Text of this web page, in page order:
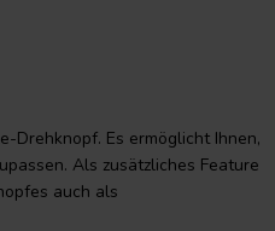
Drehknopf. Es ermöglicht Ihnen,
Als zusätzliches Feature
auch als